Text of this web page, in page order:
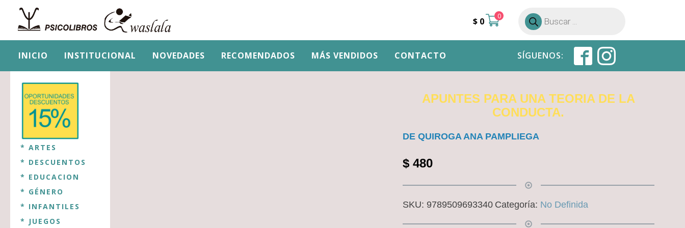
$ 0 0
Búsqueda
de
productos
INICIO INSTITUCIONAL NOVEDADES RECOMENDADOS MÁS VENDIDOS CONTACTO SÍGUENOS:
* ARTES
* DESCUENTOS
* EDUCACION
* GÉNERO
* INFANTILES
* JUEGOS
APUNTES PARA UNA TEORIA DE LA
CONDUCTA.
DE QUIROGA ANA PAMPLIEGA
$480
SKU: 9789509693340 Categoría: No Definida